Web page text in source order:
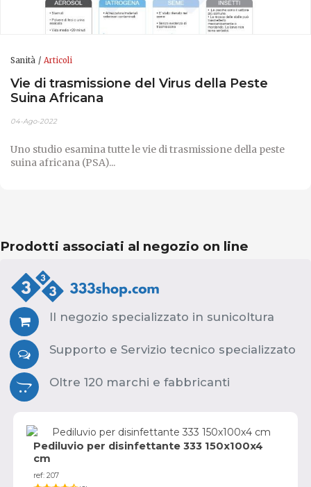
Sanità Articoli
Vie di trasmissione del Virus della Peste
Suina Africana
04-Ago-2022
Uno studio esamina tutte le vie di trasmissione della peste
suina africana (PSA)...
Prodotti associati al negozio on line
Il negozio specializzato in sunicoltura
Supporto e Servizio tecnico specializzato
Oltre 120 marchi e fabbricanti
Pediluvio per disinfettante 333 150x100x4
cm
ref: 207